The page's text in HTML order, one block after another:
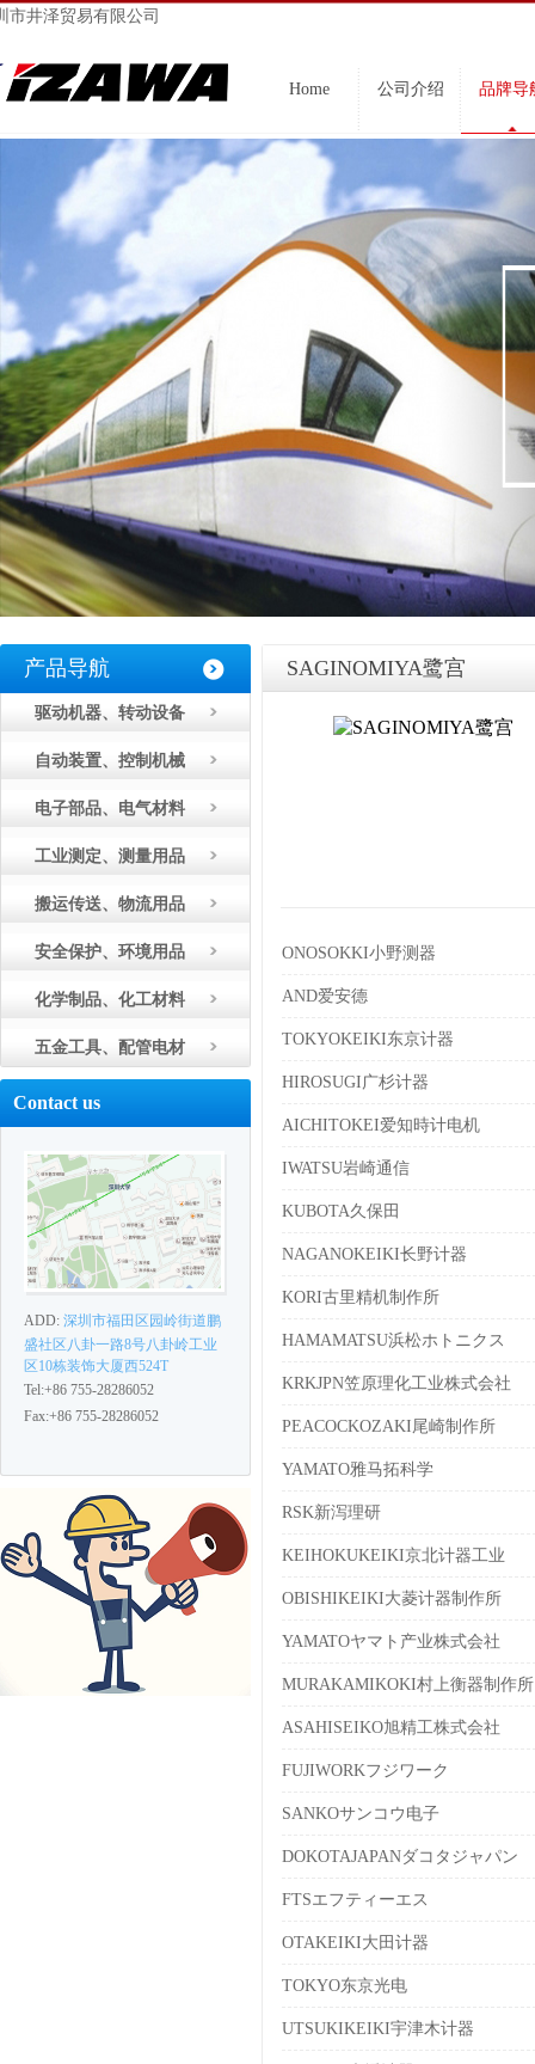
市井泽贸易有限公司
Home 公司介绍 品牌导
产品导航
驱动机器、转动设备
自动装置、控制机械
电子部品、电气材料
工业测定、测量用品
搬运传送、物流用品
安全保护、环境用品
化学制品、化工材料
五金工具、配管电材
Contact us
ADD: 深圳市福田区园岭街道鹏
盛社区八卦一路8号八卦岭工业
区10栋装饰大厦西524T
Tel:+86 755-28286052
Fax:+86 755-28286052
SAGINOMIYA鹭宫
ONOSOKKI小野测器
AND爱安德
TOKYOKEIKI东京计器
HIROSUGI广杉计器
AICHITOKEI爱知時计电机
IWATSU岩崎通信
KUBOTA久保田
NAGANOKEIKI长野计器
KORI古里精机制作所
HAMAMATSU浜松ホトニクス
KRKJPN笠原理化工业株式会社
PEACOCKOZAKI尾崎制作所
YAMATO雅马拓科学
RSK新泻理研
KEIHOKUKEIKI京北计器工业
OBISHIKEIKI大菱计器制作所
YAMATOヤマト产业株式会社
MURAKAMIKOKI村上衡器制作所
ASAHISEIKO旭精工株式会社
FUJIWORKフジワーク
SANKOサンコウ电子
DOKOTAJAPANダコタジャパン
FTSエフティーエス
OTAKEIKI大田计器
TOKYO东京光电
UTSUKIKEIKI宇津木计器